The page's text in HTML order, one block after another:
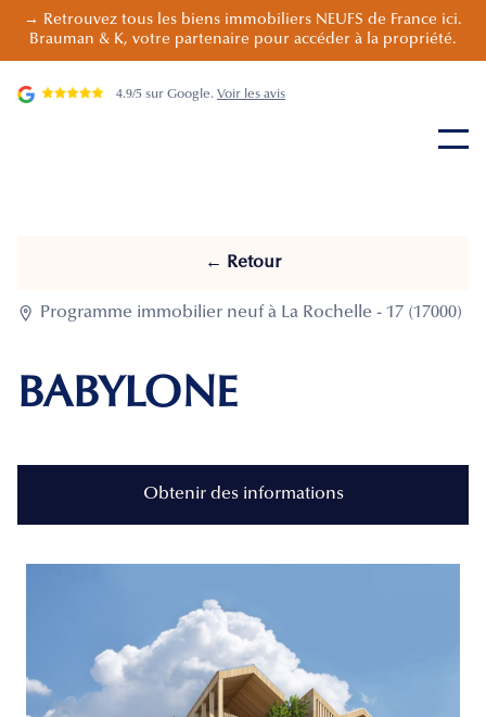
→ Retrouvez tous les biens immobiliers NEUFS de France ici.
Brauman & K, votre partenaire pour accéder à la propriété.
4.9/5 sur Google. Voir les avis
← Retour
 Programme immobilier neuf à La Rochelle - 17 (17000)
BABYLONE
Obtenir des informations